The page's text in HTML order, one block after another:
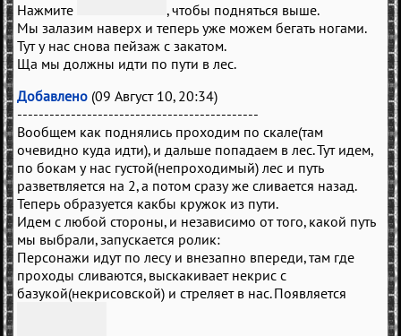
Нажмите
, чтобы подняться выше.
Мы залазим наверх и теперь уже можем бегать ногами.
Тут у нас снова пейзаж с закатом.
Ща мы должны идти по пути в лес.
Добавлено (09 Август 10, 20:34)
---------------------------------------------
Вообщем как поднялись проходим по скале(там
очевидно куда идти), и дальше попадаем в лес. Тут идем,
по бокам у нас густой(непроходимый) лес и путь
разветвляется на 2, а потом сразу же сливается назад.
Теперь образуется какбы кружок из пути.
Идем с любой стороны, и независимо от того, какой путь
мы выбрали, запускается ролик:
Персонажи идут по лесу и внезапно впереди, там где
проходы сливаются, выскакивает некрис с
базукой(некрисовской) и стреляет в нас. Появляется